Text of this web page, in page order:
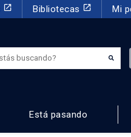
launch Bibliotecas launch Mi
¿Qué estás buscando?
Está pasando